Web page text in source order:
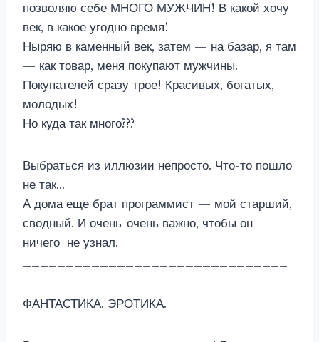
позволяю себе МНОГО МУЖЧИН! В какой хочу
век, в какое угодно время!
Ныряю в каменный век, затем — на базар, я там
— как товар, меня покупают мужчины.
Покупателей сразу трое! Красивых, богатых,
молодых!
Но куда так много???
Выбраться из иллюзии непросто. Что-то пошло
не так…
А дома еще брат программист — мой старший,
сводный. И очень-очень важно, чтобы он
ничего не узнал.
ФАНТАСТИКА. ЭРОТИКА.